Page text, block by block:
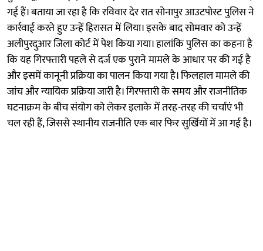
गई हैं। बताया जा रहा है कि रविवार देर रात सोनापुर आउटपोस्ट पुलिस ने
कार्रवाई करते हुए उन्हें हिरासत में लिया। इसके बाद सोमवार को उन्हें
अलीपुरदुआर जिला कोर्ट में पेश किया गया। हालांकि पुलिस का कहना है
कि यह गिरफ्तारी पहले से दर्ज एक पुराने मामले के आधार पर की गई है
और इसमें कानूनी प्रक्रिया का पालन किया गया है। फिलहाल मामले की
जांच और न्यायिक प्रक्रिया जारी है। गिरफ्तारी के समय और राजनीतिक
घटनाक्रम के बीच संयोग को लेकर इलाके में तरह-तरह की चर्चाएं भी
चल रही हैं, जिससे स्थानीय राजनीति एक बार फिर सुर्खियों में आ गई है।